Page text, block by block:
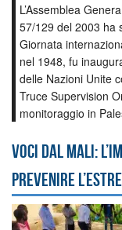
L’Assemblea
57/129 del 2003 ha
Giornata
nel 1948, fu
delle Nazioni Unite
Truce Supervision
monitoraggio in
Voci dal Mali:
prevenire